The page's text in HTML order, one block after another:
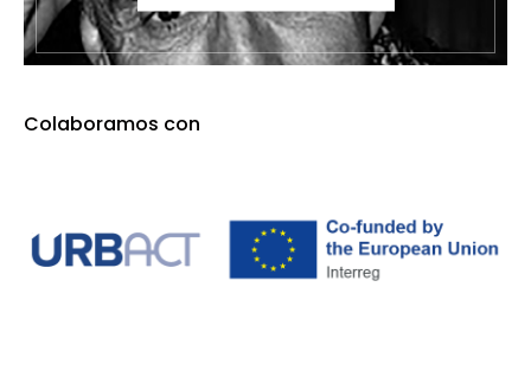
Colaboramos con